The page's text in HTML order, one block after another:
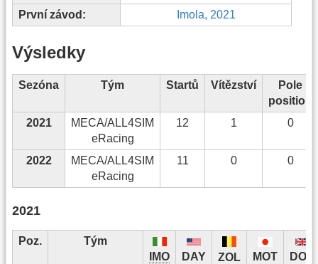
První závod:
Imola, 2021
Výsledky
Sezóna Tým Startů Vítězství
Pole
position
2021
MECA/ALL4SIM
eRacing
12 1 0
2022
MECA/ALL4SIM
eRacing
11 0 0
2021
Poz.
Tým
IMO
DAY ZOL MOT
DON